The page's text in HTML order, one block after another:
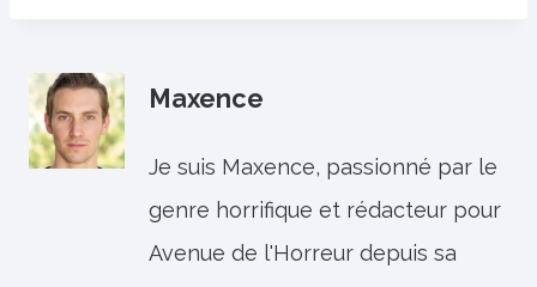
Maxence
Je suis Maxence, passionné par le
genre horrifique et rédacteur pour
Avenue de l'Horreur depuis sa